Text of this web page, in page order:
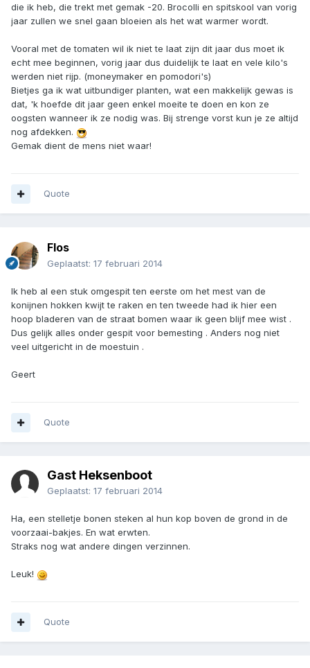
die ik heb, die trekt met gemak -20. Brocolli en spitskool van vorig
jaar zullen we snel gaan bloeien als het wat warmer wordt.
Vooral met de tomaten wil ik niet te laat zijn dit jaar dus moet ik
echt mee beginnen, vorig jaar dus duidelijk te laat en vele kilo's
werden niet rijp. (moneymaker en pomodori's)
Bietjes ga ik wat uitbundiger planten, wat een makkelijk gewas is
dat, 'k hoefde dit jaar geen enkel moeite te doen en kon ze
oogsten wanneer ik ze nodig was. Bij strenge vorst kun je ze altijd
nog afdekken.
Gemak dient de mens niet waar!
Quote
Flos
Geplaatst: 17 februari 2014
Ik heb al een stuk omgespit ten eerste om het mest van de
konijnen hokken kwijt te raken en ten tweede had ik hier een
hoop bladeren van de straat bomen waar ik geen blijf mee wist .
Dus gelijk alles onder gespit voor bemesting . Anders nog niet
veel uitgericht in de moestuin .
Geert
Quote
Gast Heksenboot
Geplaatst: 17 februari 2014
Ha, een stelletje bonen steken al hun kop boven de grond in de
voorzaai-bakjes. En wat erwten.
Straks nog wat andere dingen verzinnen.
Leuk!
Quote